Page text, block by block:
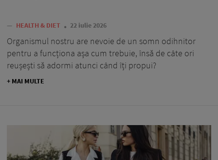
— HEALTH & DIET 22 iulie 2026
Organismul nostru are nevoie de un somn odihnitor
pentru a funcționa așa cum trebuie, însă de câte ori
reușești să adormi atunci când îți propui?
+ MAI MULTE